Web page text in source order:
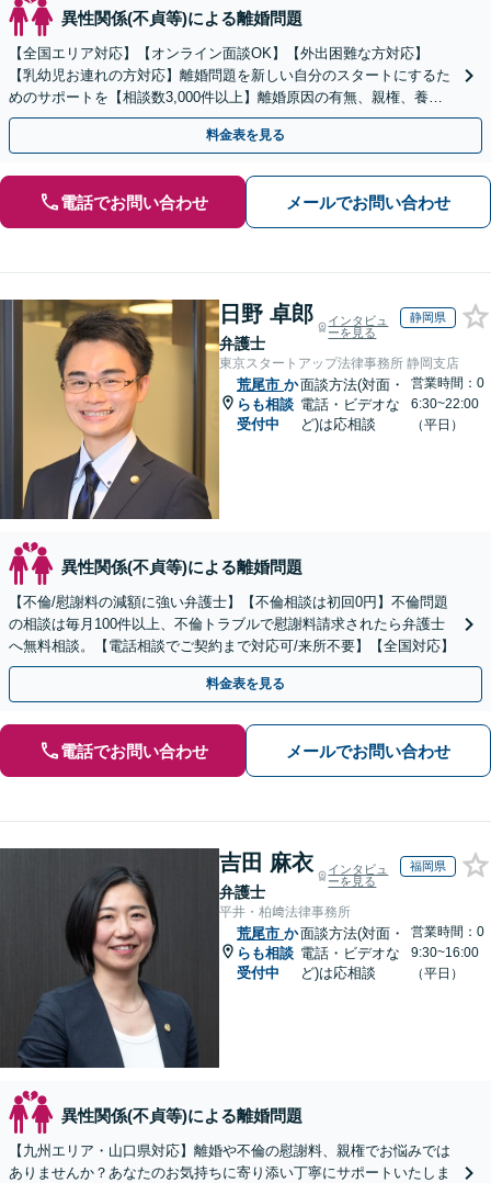
異性関係(不貞等)による離婚問題
【全国エリア対応】【オンライン面談OK】【外出困難な方対応】
【乳幼児お連れの方対応】離婚問題を新しい自分のスタートにするた
めのサポートを【相談数3,000件以上】離婚原因の有無、親権、養育
費、財産分与、慰謝料請求【夜間・休日相談可】
料金表を見る
電話でお問い合わせ メールでお問い合わせ
日野 卓郎
弁護士
インタビュ
ーを見る
静岡県
東京スタートアップ法律事務所 静岡支店
荒尾市 か
らも相談
受付中
面談方法(対面・
電話・ビデオな
ど)は応相談
営業時間：0
6:30~22:00
（平日）
異性関係(不貞等)による離婚問題
【不倫/慰謝料の減額に強い弁護士】【不倫相談は初回0円】不倫問題
の相談は毎月100件以上、不倫トラブルで慰謝料請求されたら弁護士
へ無料相談。【電話相談でご契約まで対応可/来所不要】【全国対応】
料金表を見る
電話でお問い合わせ メールでお問い合わせ
吉田 麻衣
弁護士
インタビュ
ーを見る
福岡県
平井・柏﨑法律事務所
荒尾市 か
らも相談
受付中
面談方法(対面・
電話・ビデオな
ど)は応相談
営業時間：0
9:30~16:00
（平日）
異性関係(不貞等)による離婚問題
【九州エリア・山口県対応】離婚や不倫の慰謝料、親権でお悩みでは
ありませんか？あなたのお気持ちに寄り添い丁寧にサポートいたしま